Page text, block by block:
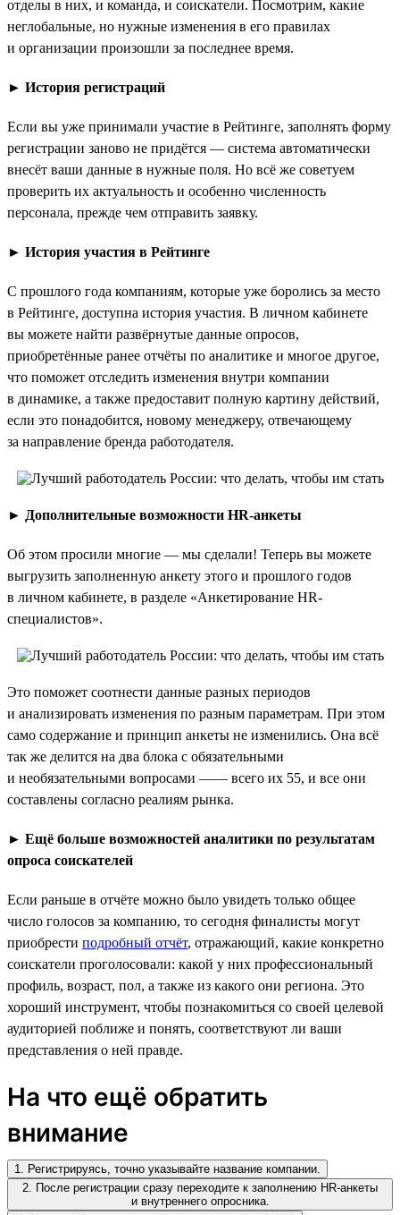
отделы в них, и команда, и соискатели. Посмотрим, какие
неглобальные, но нужные изменения в его правилах
и организации произошли за последнее время.
► История регистраций
Если вы уже принимали участие в Рейтинге, заполнять форму
регистрации заново не придётся — система автоматически
внесёт ваши данные в нужные поля. Но всё же советуем
проверить их актуальность и особенно численность
персонала, прежде чем отправить заявку.
► История участия в Рейтинге
С прошлого года компаниям, которые уже боролись за место
в Рейтинге, доступна история участия. В личном кабинете
вы можете найти развёрнутые данные опросов,
приобретённые ранее отчёты по аналитике и многое другое,
что поможет отследить изменения внутри компании
в динамике, а также предоставит полную картину действий,
если это понадобится, новому менеджеру, отвечающему
за направление бренда работодателя.
► Дополнительные возможности HR-анкеты
Об этом просили многие — мы сделали! Теперь вы можете
выгрузить заполненную анкету этого и прошлого годов
в личном кабинете, в разделе «Анкетирование HR-
специалистов».
Это поможет соотнести данные разных периодов
и анализировать изменения по разным параметрам. При этом
само содержание и принцип анкеты не изменились. Она всё
так же делится на два блока с обязательными
и необязательными вопросами —— всего их 55, и все они
составлены согласно реалиям рынка.
► Ещё больше возможностей аналитики по результатам
опроса соискателей
Если раньше в отчёте можно было увидеть только общее
число голосов за компанию, то сегодня финалисты могут
приобрести подробный отчёт, отражающий, какие конкретно
соискатели проголосовали: какой у них профессиональный
профиль, возраст, пол, а также из какого они региона. Это
хороший инструмент, чтобы познакомиться со своей целевой
аудиторией поближе и понять, соответствуют ли ваши
представления о ней правде.
На что ещё обратить
внимание
1. Регистрируясь, точно указывайте название компании.
2. После регистрации сразу переходите к заполнению HR-анкеты
и внутреннего опросника.